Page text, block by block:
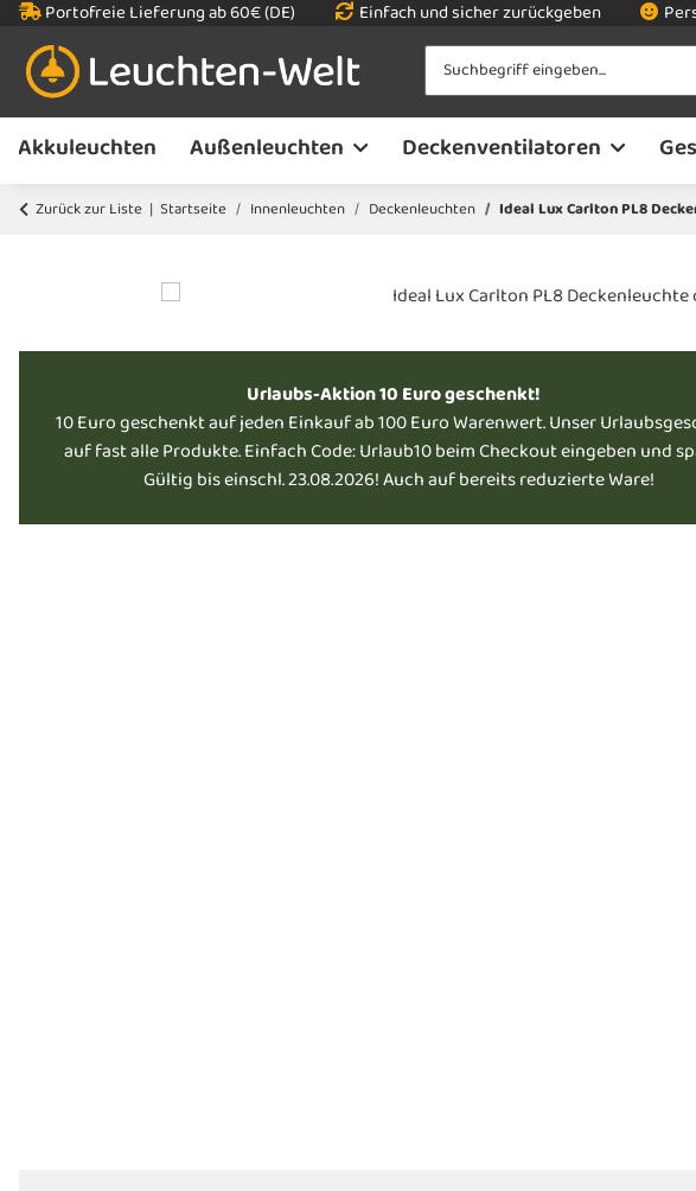
Portofreie Lieferung ab 60€ (DE) Einfach und sicher zurückgeben
Akkuleuchten Außenleuchten Deckenventilatoren
Zurück zur Liste Startseite Innenleuchten Deckenleuchten Ideal Lux Carlton PL8
Urlaubs-Aktion 10 Euro geschenkt!
10 Euro geschenkt auf jeden Einkauf ab 100 Euro Warenwert. Unser
auf fast alle Produkte. Einfach Code: Urlaub10 beim Checkout eingeben und
Gültig bis einschl. 23.08.2026! Auch auf bereits reduzierte Ware!